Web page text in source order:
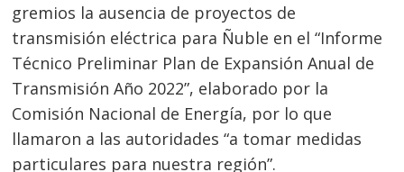
gremios la ausencia de proyectos de
transmisión eléctrica para Ñuble en el “Informe
Técnico Preliminar Plan de Expansión Anual de
Transmisión Año 2022”, elaborado por la
Comisión Nacional de Energía, por lo que
llamaron a las autoridades “a tomar medidas
particulares para nuestra región”.